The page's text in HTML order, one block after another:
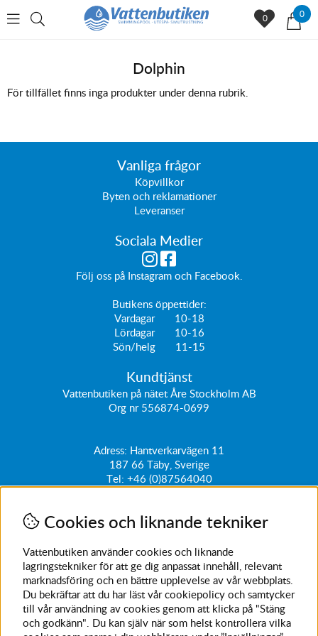
0
0
Dolphin
För tillfället finns inga produkter under denna rubrik.
Vanliga frågor
Köpvillkor
Byten och reklamationer
Leveranser
Sociala Medier
Följ oss på Instagramoch Facebook.
Butikens öppettider:
Vardagar 10-18
Lördagar 10-16
Sön/helg 11-15
Kundtjänst
Vattenbutiken på nätet Åre Stockholm AB
Org nr 556874-0699
Adress: Hantverkarvägen 11
187 66 Täby, Sverige
Tel: +46 (0)87564040
Få vårt nyhetsbrev
Ange din e-post nedan för att ta del av nyheter och
erbjudanden
SKICKA
Avanmäl nyhetsbrev
Cookies och liknande tekniker
Vattenbutiken använder cookies och liknande
lagringstekniker för att ge dig anpassat innehåll, relevant
marknadsföring och en bättre upplevelse av vår webbplats.
Du bekräftar att du har läst vår cookiepolicy och samtycker
till vår användning av cookies genom att klicka på "Stäng
och godkänn". Du kan själv när som helst kontrollera vilka